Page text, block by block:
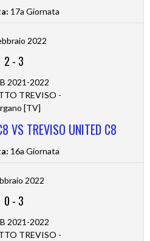
17a Giornata
2022
2 - 3
2021-2022
TREVISO -
[TV]
VS TREVISO UNITED C8
16a Giornata
2022
0 - 3
2021-2022
TREVISO -